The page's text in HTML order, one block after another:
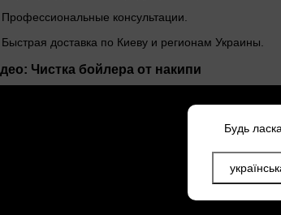
Профессиональные консультации.
Быстрая доставка по Киеву и регионам Украины.
Чистка бойлера от накипи
Будь